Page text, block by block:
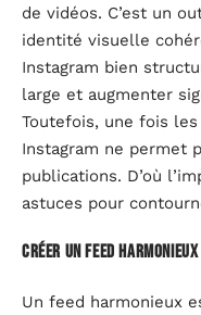
de vidéos. C’est un
identité visuelle
Instagram bien
large et augmenter
Toutefois, une fois
Instagram ne permet
publications. D’où
astuces pour
Créer un feed harmonieux
Un feed harmonieux